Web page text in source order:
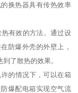
换热器具有传热效率
有效的方法。通过设
防爆外壳的外壁上，
了散热的效果。
的情况下，可以在箱
爆配电箱实现空气流